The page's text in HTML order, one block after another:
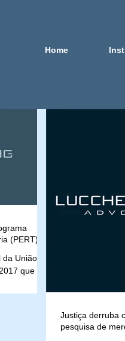
Home
(PERT)
União a
que
Justiça derruba
pesquisa de